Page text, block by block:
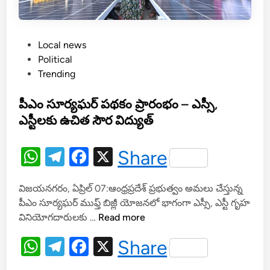
త
ఖీ
లు
ని
హిం
చి
ఫు
డ్
మి
టీ
స
డు
e
d
n
Local news
Political
Trending
పీఎం సూర్యఘర్ పథకం ప్రారంభం – ఎస్సీ,
ఎస్టీలకు ఉచిత సౌర విద్యుత్
W
at
s
A
p
T
e
gr
a
m
F
c
e
b
o
X
Share
విజయనగరం, ఏప్రిల్ 07:ఆంధ్రప్రదేశ్ ప్రభుత్వం అమలు చేస్తున్న
పీఎం సూర్యఘర్ ముఫ్త్ బిజ్లీ యోజనలో భాగంగా ఎస్సీ, ఎస్టీ గృహ
వినియోగదారులకు … పీ
సూ
ర్య
Read more
W T
F
X
Share